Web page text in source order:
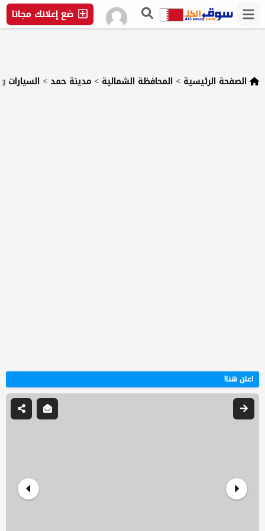
ضع إعلانك مجانا
الصفحة الرئيسية > المحافظة الشمالية > مدينة حمد > السيارات
اعلن هنا!